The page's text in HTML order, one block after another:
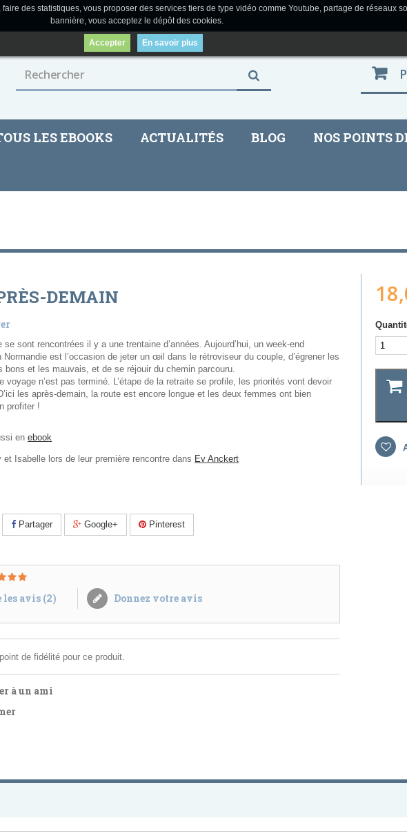
LES EBOOKS ACTUALITÉS BLOG NOS POINTS
des statistiques, vous proposer des services tiers de type vidéo comme Youtube, partage de réseaux
bannière, vous acceptez le dépôt des cookies.
Accepter En savoir plus
DEMAIN
se sont rencontrées il y a une trentaine d’années. Aujourd’hui, un week-end
Normandie est l’occasion de jeter un œil dans le rétroviseur du couple, d’égrener les
bons et les mauvais, et de se réjouir du chemin parcouru.
voyage n’est pas terminé. L’étape de la retraite se profile, les priorités vont devoir
les après-demain, la route est encore longue et les deux femmes ont bien
profiter !
en ebook
et Isabelle lors de leur première rencontre dans Ev Anckert
Partager Google+ Pinterest
les avis (2) Donnez votre avis
de fidélité pour ce produit.
à un ami